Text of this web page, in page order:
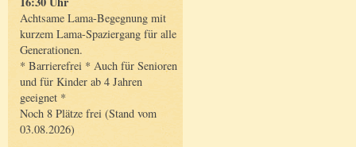
Achtsame Lama-Begegnung mit
kurzem Lama-Spaziergang für alle
Generationen.
* Barrierefrei * Auch für Senioren
und für Kinder ab 4 Jahren
geeignet *
Noch 8 Plätze frei (Stand vom
03.08.2026)